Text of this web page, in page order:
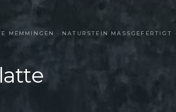
· NATURSTEIN MASSGEFERTIGT · S